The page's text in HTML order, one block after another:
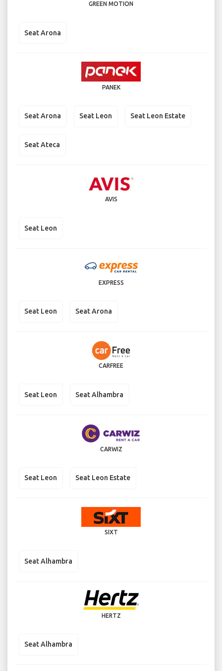
GREEN MOTION
Seat Arona
PANEK
Seat Arona Seat Leon Seat Leon Estate
Seat Ateca
AVIS
Seat Leon
EXPRESS
Seat Leon Seat Arona
CARFREE
Seat Leon Seat Alhambra
CARWIZ
Seat Leon Seat Leon Estate
SIXT
Seat Alhambra
HERTZ
Seat Alhambra